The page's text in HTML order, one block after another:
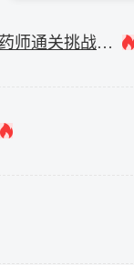
河北省首届零售药店工商新生态大会圆满落幕。“冀鼎杯”执业药师通关挑战赛正式启动！